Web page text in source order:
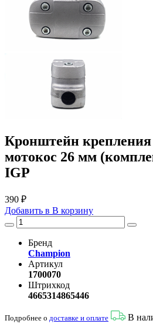
Кронштейн крепления
мотокос 26 мм
IGP
390 ₽
Добавить в В корзину
Бренд
Champion
Артикул
1700070
Штрихкод
4665314865446
Подробнее о доставке и оплате В